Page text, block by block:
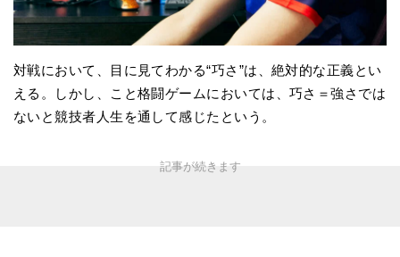
対戦において、目に見てわかる“巧さ”は、絶対的な正義とい
える。しかし、こと格闘ゲームにおいては、巧さ＝強さでは
ないと競技者人生を通して感じたという。